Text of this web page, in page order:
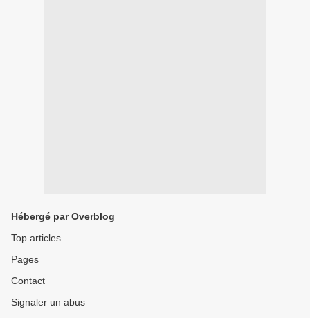
Hébergé par Overblog
Top articles
Pages
Contact
Signaler un abus